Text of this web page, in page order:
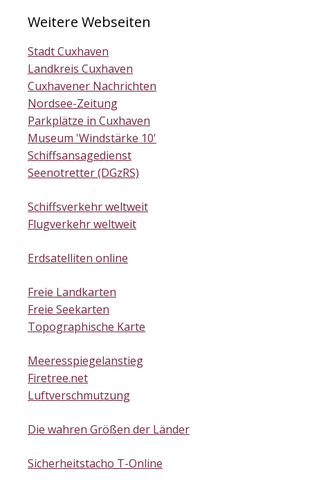
Weitere Webseiten
Stadt Cuxhaven
Landkreis Cuxhaven
Cuxhavener Nachrichten
Nordsee-Zeitung
Parkplätze in Cuxhaven
Museum 'Windstärke 10'
Schiffsansagedienst
Seenotretter (DGzRS)
Schiffsverkehr weltweit
Flugverkehr weltweit
Erdsatelliten online
Freie Landkarten
Freie Seekarten
Topographische Karte
Meeresspiegelanstieg
Firetree.net
Luftverschmutzung
Die wahren Größen der Länder
Sicherheitstacho T-Online